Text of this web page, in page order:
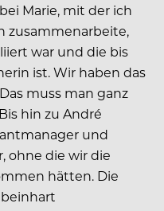
Marie, mit der ich
zusammenarbeite,
war und die bis
ist. Wir haben das
muss man ganz
hin zu André
und
ohne die wir die
hätten. Die